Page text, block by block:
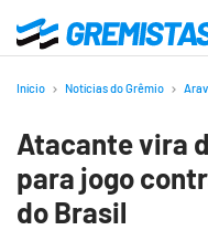
para
principal
Gremistas
Início Notícias do Grêmio
Atacante vira
para jogo
do Brasil